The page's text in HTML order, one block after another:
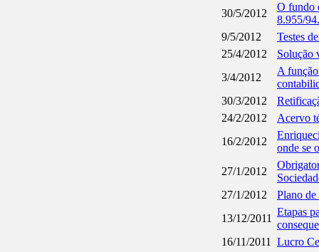
30/5/2012
O fundo
8.955/94.
9/5/2012
Testes
25/4/2012
Solução
3/4/2012
A
30/3/2012
24/2/2012
Acervo
16/2/2012
onde se
27/1/2012
27/1/2012
Plano de
13/12/2011
Etapas
16/11/2011
Lucro